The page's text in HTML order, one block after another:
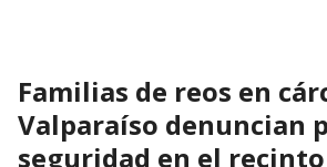
Familias de reos en
Valparaíso denuncian
seguridad en el